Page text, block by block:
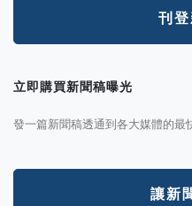
刊
立即購買新聞稿曝光
發一篇新聞稿透通到各大媒體的最
讓新